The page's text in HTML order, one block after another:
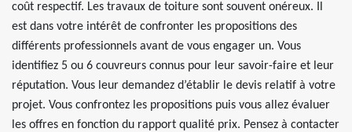
coût respectif. Les travaux de toiture sont souvent onéreux. Il
est dans votre intérêt de confronter les propositions des
différents professionnels avant de vous engager un. Vous
identifiez 5 ou 6 couvreurs connus pour leur savoir-faire et leur
réputation. Vous leur demandez d’établir le devis relatif à votre
projet. Vous confrontez les propositions puis vous allez évaluer
les offres en fonction du rapport qualité prix. Pensez à contacter